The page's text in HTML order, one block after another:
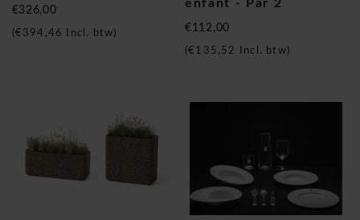
€326,00
(€394,46 Incl. btw)
enfant - Par 2
€112,00
(€135,52 Incl. btw)